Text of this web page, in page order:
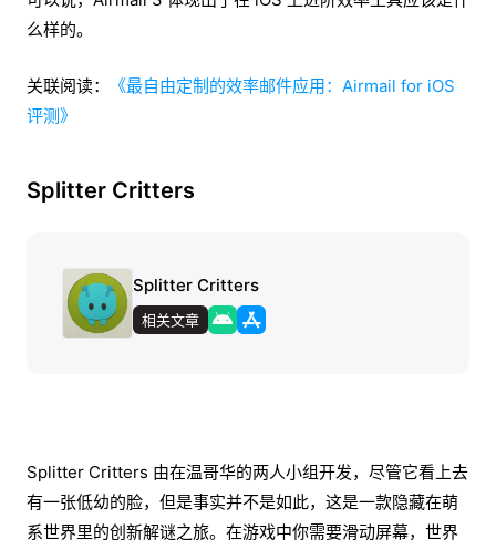
么样的。
关联阅读：
《最自由定制的效率邮件应用：Airmail for iOS
评测》
Splitter Critters
Splitter Critters
相关文章
Splitter Critters 由在温哥华的两人小组开发，尽管它看上去
有一张低幼的脸，但是事实并不是如此，这是一款隐藏在萌
系世界里的创新解谜之旅。在游戏中你需要滑动屏幕，世界